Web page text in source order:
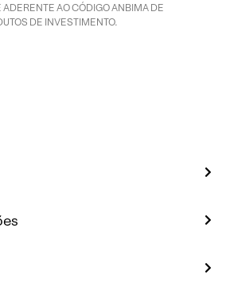
ADERENTE AO CÓDIGO ANBIMA DE
DE INVESTIMENTO.